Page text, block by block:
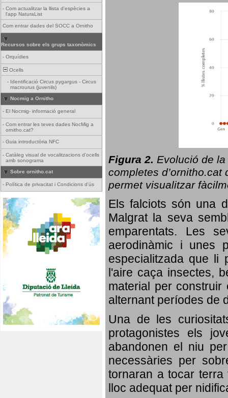
- Com actualitzar la llista d'espècies a
l'app NaturaList
Com entrar dades del SOCC a Ornitho
Recursos sobre els grups taxonòmics
- Orquídies
Ocells
- Identificació Circus pygargus - Circus
macrourus (juvenils)
Nocmig a Ornitho
- El Nocmig- informació general
- Com entrar les teves dades NocMig a
ornitho.cat?
- Guia introductòria NFC
- Catàleg visual de vocalitzacions d'ocells
amb sonograma
Sobre ornitho.cat
- Política de privacitat i Condicions d'ús
Figura 2. Evolució de la
completes d’ornitho.cat
permet visualitzar
Els falciots són una
Malgrat la seva
emparentats. Les
aerodinàmic i unes
especialitzada que li
l'aire caça insectes,
material per
alternant períodes de
Una de les
protagonistes els
abandonen el niu
necessàries per
tornaran a tocar
lloc adequat per